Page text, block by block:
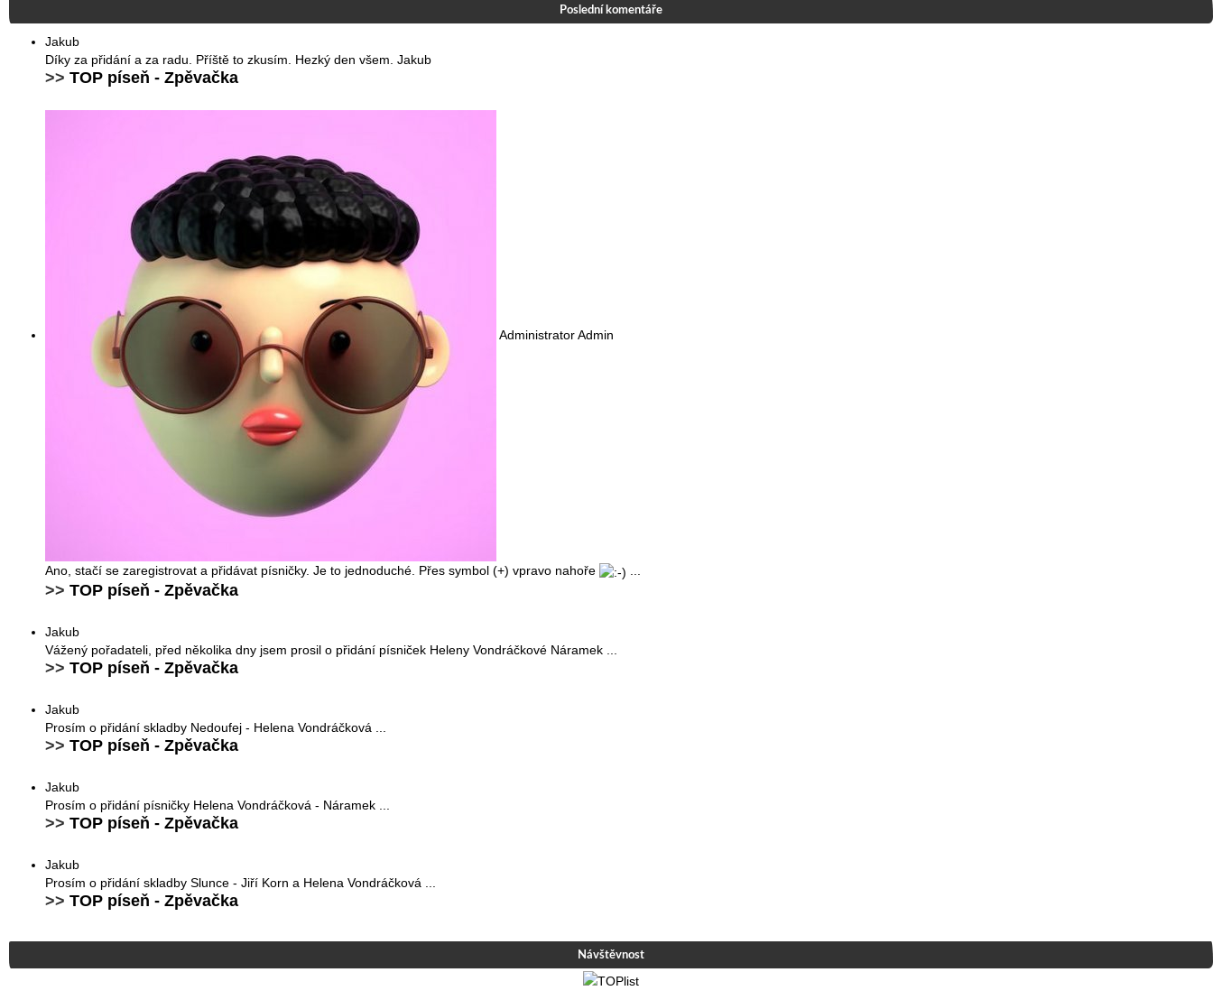
Poslední komentáře
Jakub
Díky za přidání a za radu. Příště to zkusím. Hezký den všem. Jakub
>> TOP píseň - Zpěvačka
Administrator Admin
Ano, stačí se zaregistrovat a přidávat písničky. Je to jednoduché. Přes symbol (+) vpravo nahoře ...
>> TOP píseň - Zpěvačka
Jakub
Vážený pořadateli, před několika dny jsem prosil o přidání písniček Heleny Vondráčkové Náramek ...
>> TOP píseň - Zpěvačka
Jakub
Prosím o přidání skladby Nedoufej - Helena Vondráčková ...
>> TOP píseň - Zpěvačka
Jakub
Prosím o přidání písničky Helena Vondráčková - Náramek ...
>> TOP píseň - Zpěvačka
Jakub
Prosím o přidání skladby Slunce - Jiří Korn a Helena Vondráčková ...
>> TOP píseň - Zpěvačka
Návštěvnost